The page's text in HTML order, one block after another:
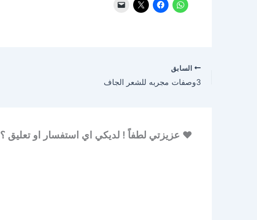
السابق
3وصفات مجربه للشعر الجاف
♥ عزيزتي لطفاً ! لديكي اي استفسار او تعليق ؟